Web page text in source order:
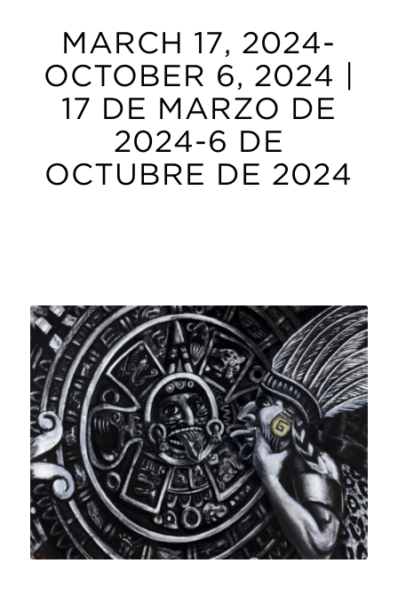
MARCH 17, 2024-
OCTOBER 6, 2024 |
17 DE MARZO DE
2024-6 DE
OCTUBRE DE 2024